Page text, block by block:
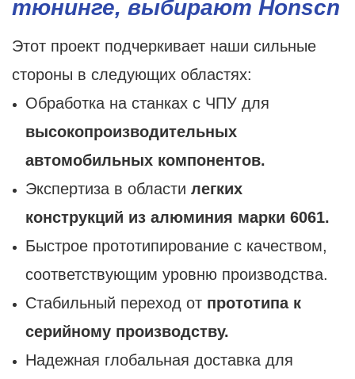
тюнинге, выбирают Honscn
Этот проект подчеркивает наши сильные
стороны в следующих областях:
Обработка на станках с ЧПУ для
высокопроизводительных
автомобильных компонентов.
Экспертиза в области легких
конструкций из алюминия марки 6061.
Быстрое прототипирование с качеством,
соответствующим уровню производства.
Стабильный переход от прототипа к
серийному производству.
Надежная глобальная доставка для